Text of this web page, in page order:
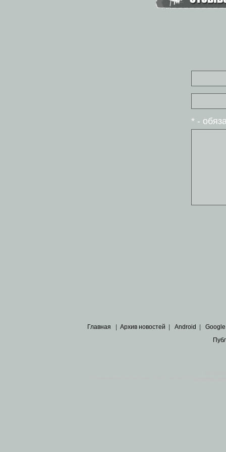
* -
Главная | Архив новостей | Android | Google